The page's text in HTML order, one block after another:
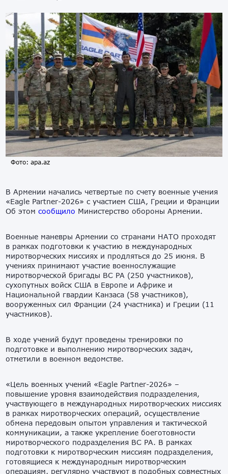
Фото: apa.az
В Армении начались четвертые по счету военные учения
«Eagle Partner-2026» с участием США, Греции и Франции
Об этомсообщило Министерство обороны Армении.
Военные маневры Армении со странами НАТО проходят
в рамках подготовки к участию в международных
миротворческих миссиях и продляться до 25 июня. В
учениях принимают участие военнослужащие
миротворческой бригады ВС РА (250 участников),
сухопутных войск США в Европе и Африке и
Национальной гвардии Канзаса (58 участников),
вооруженных сил Франции (24 участника) и Греции (11
участников).
В ходе учений будут проведены тренировки по
подготовке и выполнению миротворческих задач,
отметили в военном ведомстве.
«Цель военных учений «Eagle Partner-2026» –
повышение уровня взаимодействия подразделения,
участвующего в международных миротворческих миссиях
в рамках миротворческих операций, осуществление
обмена передовым опытом управления и тактической
коммуникации, а также укрепление боеготовности
миротворческого подразделения ВС РА. В рамках
подготовки к миротворческим миссиям подразделения,
готовящиеся к международным миротворческим
операциям, регулярно участвуют в подобных совместных